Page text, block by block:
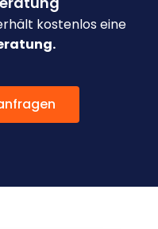
kostenlos eine